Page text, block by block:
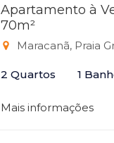
Apartamento à
70m²
Maracanã, Praia
2 Quartos 1
Mais informações